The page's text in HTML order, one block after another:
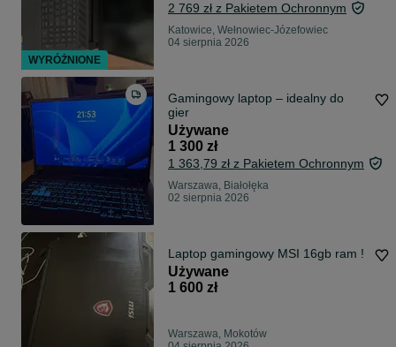
2 769 zł z Pakietem Ochronnym
Katowice, Wełnowiec-Józefowiec
04 sierpnia 2026
Gamingowy laptop – idealny do
gier
Używane
1 300 zł
1 363,79 zł z Pakietem Ochronnym
Warszawa, Białołęka
02 sierpnia 2026
Laptop gamingowy MSI 16gb ram !
Używane
1 600 zł
Warszawa, Mokotów
WYRÓŻNIONE